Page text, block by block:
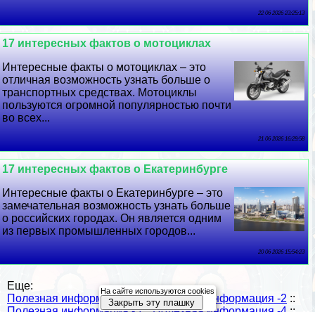
22 06 2026 23:25:13
17 интересных фактов о мотоциклах
Интересные факты о мотоциклах – это
отличная возможность узнать больше о
трaнcпортных средствах. Мотоциклы
пользуются огромной популярностью почти
во всех...
21 06 2026 16:29:58
17 интересных фактов о Екатеринбурге
Интересные факты о Екатеринбурге – это
замечательная возможность узнать больше
о российских городах. Он является одним
из первых промышленных городов...
20 06 2026 15:54:23
Еще:
Полезная информация -1::Полезная информация -2 ::
На сайте используются cookies
Закрыть эту плашку